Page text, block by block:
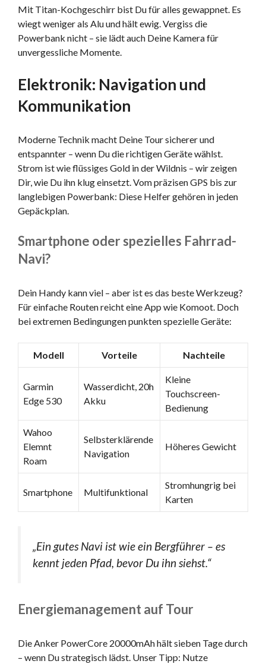
Mit Titan-Kochgeschirr bist Du für alles gewappnet. Es
wiegt weniger als Alu und hält ewig. Vergiss die
Powerbank nicht – sie lädt auch Deine Kamera für
unvergessliche Momente.
Elektronik: Navigation und
Kommunikation
Moderne Technik macht Deine Tour sicherer und
entspannter – wenn Du die richtigen Geräte wählst.
Strom ist wie flüssiges Gold in der Wildnis – wir zeigen
Dir, wie Du ihn klug einsetzt. Vom präzisen GPS bis zur
langlebigen Powerbank: Diese Helfer gehören in jeden
Gepäckplan.
Smartphone oder spezielles Fahrrad-
Navi?
Dein Handy kann viel – aber ist es das beste Werkzeug?
Für einfache Routen reicht eine App wie Komoot. Doch
bei extremen Bedingungen punkten spezielle Geräte:
Modell Vorteile Nachteile
Garmin
Edge 530
Wasserdicht, 20h
Akku
Kleine
Touchscreen-
Bedienung
Wahoo
Elemnt
Roam
Selbsterklärende
Navigation
Höheres Gewicht
Smartphone Multifunktional
Stromhungrig bei
Karten
„Ein gutes Navi ist wie ein Bergführer – es
kennt jeden Pfad, bevor Du ihn siehst.“
Energiemanagement auf Tour
Die Anker PowerCore 20000mAh hält sieben Tage durch
– wenn Du strategisch lädst. Unser Tipp: Nutze